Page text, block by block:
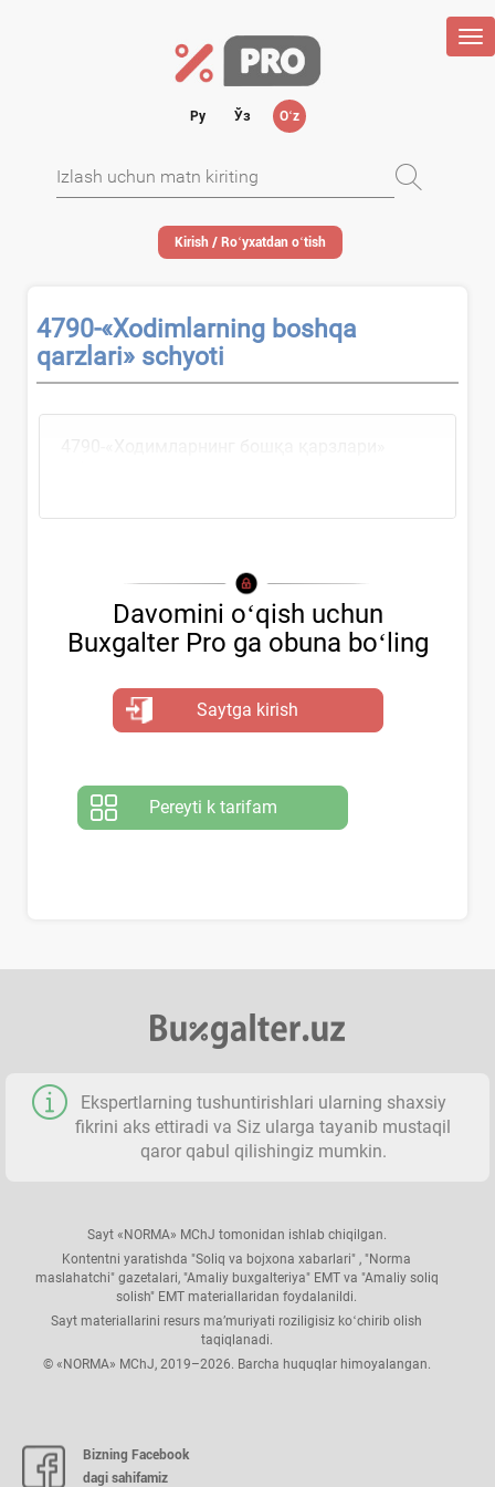
Ру Ўз Oʻz
Kirish / Roʻyхatdan oʻtish
4790-«Xodimlarning boshqa
qarzlari» schyoti
Davomini oʻqish uchun
Buxgalter Pro ga obuna boʻling
Saytga kirish
Pereyti k tarifam
Ekspertlarning tushuntirishlari ularning shaхsiy
fikrini aks ettiradi va Siz ularga tayanib mustaqil
qaror qabul qilishingiz mumkin.
Sayt «NORMA» MChJ tomonidan ishlab chiqilgan.
Kontentni yaratishda "Soliq va bojхona хabarlari" , "Norma
maslahatchi" gazetalari, "Amaliy buхgalteriya" EMT va "Amaliy soliq
solish" EMT materiallaridan foydalanildi.
Sayt materiallarini resurs ma’muriyati roziligisiz koʻchirib olish
taqiqlanadi.
© «NORMA» MChJ, 2019–2026. Barcha huquqlar himoyalangan.
Bizning Facebook
dagi sahifamiz